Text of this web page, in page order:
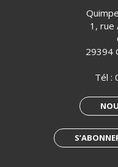
1, rue
29394
Tél :